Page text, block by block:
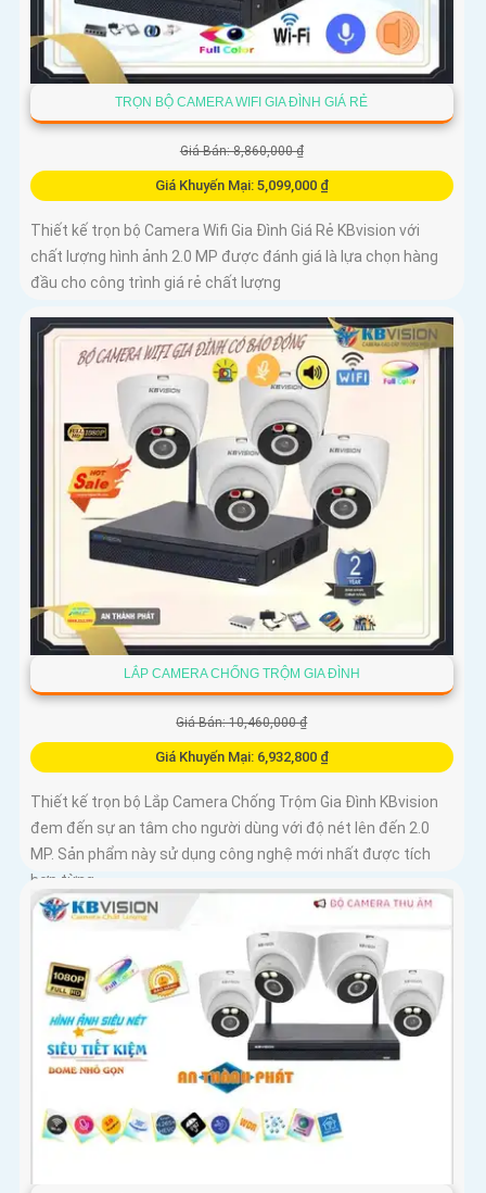
TRỌN BỘ CAMERA WIFI GIA ĐÌNH GIÁ RẺ
Giá Bán: 8,860,000 ₫
Giá Khuyến Mại: 5,099,000 ₫
Thiết kế trọn bộ Camera Wifi Gia Đình Giá Rẻ KBvision với
chất lượng hình ảnh 2.0 MP được đánh giá là lựa chọn hàng
đầu cho công trình giá rẻ chất lượng
LẮP CAMERA CHỐNG TRỘM GIA ĐÌNH
Giá Bán: 10,460,000 ₫
Giá Khuyến Mại: 6,932,800 ₫
Thiết kế trọn bộ Lắp Camera Chống Trộm Gia Đình KBvision
đem đến sự an tâm cho người dùng với độ nét lên đến 2.0
MP. Sản phẩm này sử dụng công nghệ mới nhất được tích
hợp từng...